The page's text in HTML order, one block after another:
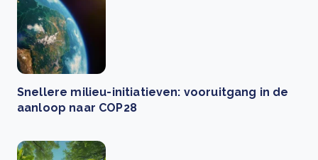
Snellere milieu-initiatieven: vooruitgang in de
aanloop naar COP28